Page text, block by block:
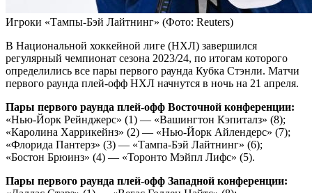
Игроки «Тампы-Бэй Лайтнинг» (Фото: Reuters)
В Национальной хоккейной лиге (НХЛ) завершился
регулярный чемпионат сезона 2023/24, по итогам которого
определились все пары первого раунда Кубка Стэнли. Матчи
первого раунда плей-офф НХЛ начнутся в ночь на 21 апреля.
Пары первого раунда плей‑офф Восточной конференции:
«Нью‑Йорк Рейнджерс» (1) — «Вашингтон Кэпиталз» (8);
«Каролина Харрикейнз» (2) — «Нью‑Йорк Айлендерс» (7);
«Флорида Пантерз» (3) — «Тампа‑Бэй Лайтнинг» (6);
«Бостон Брюинз» (4) — «Торонто Мэйпл Лифс» (5).
Пары первого раунда плей‑офф Западной конференции: